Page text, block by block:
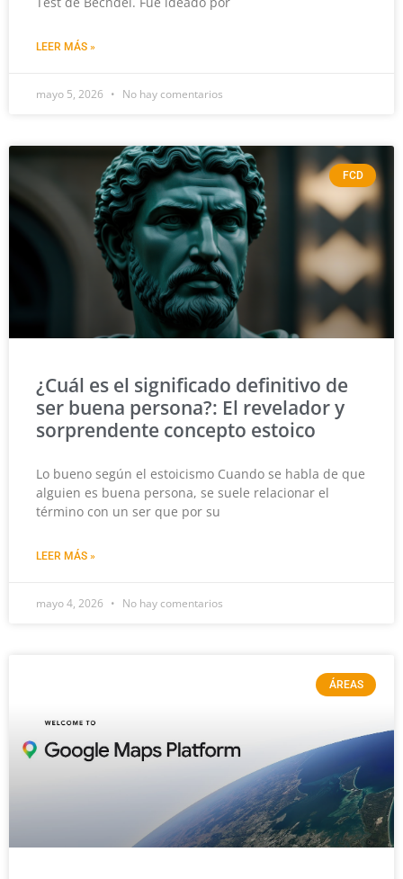
LEER MÁS »
mayo 5, 2026 No hay comentarios
FCD
¿Cuál es el significado definitivo de
ser buena persona?: El revelador y
sorprendente concepto estoico
Lo bueno según el estoicismo Cuando se habla de que
alguien es buena persona, se suele relacionar el
término con un ser que por su
LEER MÁS »
mayo 4, 2026 No hay comentarios
ÁREAS